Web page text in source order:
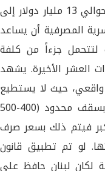
الأطراف جزءاً من المسؤولية. تم تحويل حوالي 13 مليار دولار إلى
لقانون السرية المصرفية أن يساعد
جزءاً من كلفة
العشر الأخيرة. يشهد
واقعي، حيث لا يستطيع
المودعون سحب ودائعهم القديمة إلا بسقف محدود (400-500
فيتم ذلك بسعر صرف
80% من قيمتها. لو تم تطبيق قانون
لكان لبنان حافظ على